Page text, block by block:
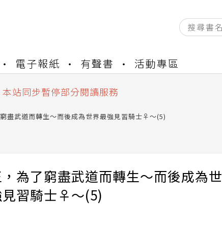
電子報紙 有聲書 活動專區
產合併申請圖文教學
站同步暫停部分閱讀服務
盡武道而轉生～而後成為世界最強見習騎士♀～(5)
為了窮盡武道而轉生～而後成為世
習騎士♀～(5)